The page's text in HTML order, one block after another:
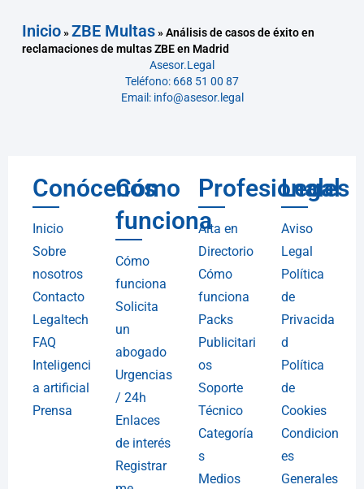
Inicio»ZBE Multas»Análisis de casos de éxito en
reclamaciones de multas ZBE en Madrid
Asesor.Legal
Teléfono: 668 51 00 87
Email: info@asesor.legal
Conócenos
Inicio
Sobre
nosotros
Contacto
Legaltech
FAQ
Inteligenci
a artificial
Prensa
Cómo
funciona
Cómo
funciona
Solicita
un
abogado
Urgencias
/ 24h
Enlaces
de interés
Registrar
Profesionales
Alta en
Directorio
Cómo
funciona
Packs
Publicitari
os
Soporte
Técnico
Categoría
s
Medios
Legal
Aviso
Legal
Política
de
Privacida
d
Política
de
Cookies
Condicion
es
Generales